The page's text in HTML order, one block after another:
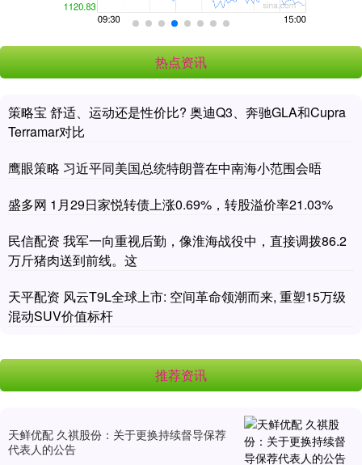
热点资讯
策略宝 舒适、运动还是性价比? 奥迪Q3、奔驰GLA和Cupra
Terramar对比
鹰眼策略 习近平同美国总统特朗普在中南海小范围会晤
盛多网 1月29日家悦转债上涨0.69%，转股溢价率21.03%
民信配资 我军一向重视后勤，像淮海战役中，直接调拨86.2
万斤猪肉送到前线。这
天平配资 风云T9L全球上市: 空间革命领潮而来, 重塑15万级
混动SUV价值标杆
推荐资讯
天鲜优配 久祺股份：关于更换持续督导保荐
代表人的公告